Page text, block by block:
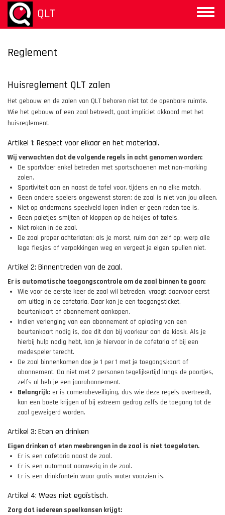
Overslaan
naar
inhoud
Toggle
QLT
Reglement
Huisreglement QLT zalen
Het gebouw en de zalen van QLT behoren niet tot de openbare ruimte.
Wie het gebouw of een zaal betreedt, gaat impliciet akkoord met het
huisreglement.
Artikel 1: Respect voor elkaar en het materiaal.
Wij verwachten dat de volgende regels in acht genomen worden:
De sportvloer enkel betreden met sportschoenen met non-marking
zolen.
Sportiviteit aan en naast de tafel voor, tijdens en na elke match.
Geen andere spelers ongewenst storen; de zaal is niet van jou alleen.
Niet op andermans speelveld lopen indien er geen reden toe is.
Geen paletjes smijten of kloppen op de hekjes of tafels.
Niet roken in de zaal.
De zaal proper achterlaten: als je morst, ruim dan zelf op; werp alle
lege flesjes of verpakkingen weg en vergeet je eigen spullen niet.
Artikel 2: Binnentreden van de zaal.
Er is automatische toegangscontrole om de zaal binnen te gaan:
Wie voor de eerste keer de zaal wil betreden, vraagt daarvoor eerst
om uitleg in de cafetaria. Daar kan je een toegangsticket,
beurtenkaart of abonnement aankopen.
Indien verlenging van een abonnement of oplading van een
beurtenkaart nodig is, doe dit dan bij voorkeur aan de kiosk. Als je
hierbij hulp nodig hebt, kan je hiervoor in de cafetaria of bij een
medespeler terecht.
De zaal binnenkomen doe je 1 per 1 met je toegangskaart of
abonnement. Ga niet met 2 personen tegelijkertijd langs de poortjes,
zelfs al heb je een jaarabonnement.
Belangrijk: er is camerabeveiliging, dus wie deze regels overtreedt,
kan een boete krijgen of bij extreem gedrag zelfs de toegang tot de
zaal geweigerd worden.
Artikel 3: Eten en drinken
Eigen drinken of eten meebrengen in de zaal is niet toegelaten.
Er is een cafetaria naast de zaal.
Er is een automaat aanwezig in de zaal.
Er is een drinkfontein waar gratis water voorzien is.
Artikel 4: Wees niet egoïstisch.
Zorg dat iedereen speelkansen krijgt: